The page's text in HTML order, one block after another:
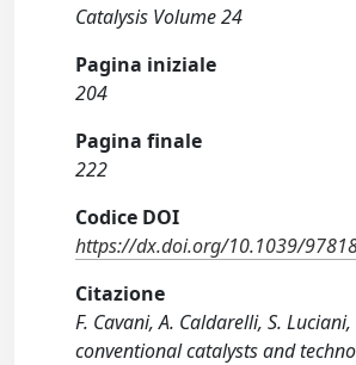
Catalysis Volume 24
Pagina iniziale
204
Pagina finale
222
Codice DOI
https://dx.doi.org/10.1039/
Citazione
F. Cavani, A. Caldarelli, S.
conventional catalysts and